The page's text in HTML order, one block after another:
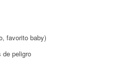
favorito baby)
de peligro